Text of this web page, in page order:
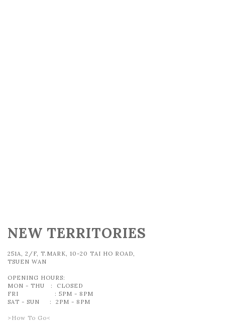
NEW TERRITORIES
251A, 2/F, T.MARK, 10-20 TAI HO ROAD,
TSUEN WAN
OPENING HOURS:
MON - THU : CLOSED
FRI : 5PM - 8PM
SAT - SUN : 2PM - 8PM
>How To Go<